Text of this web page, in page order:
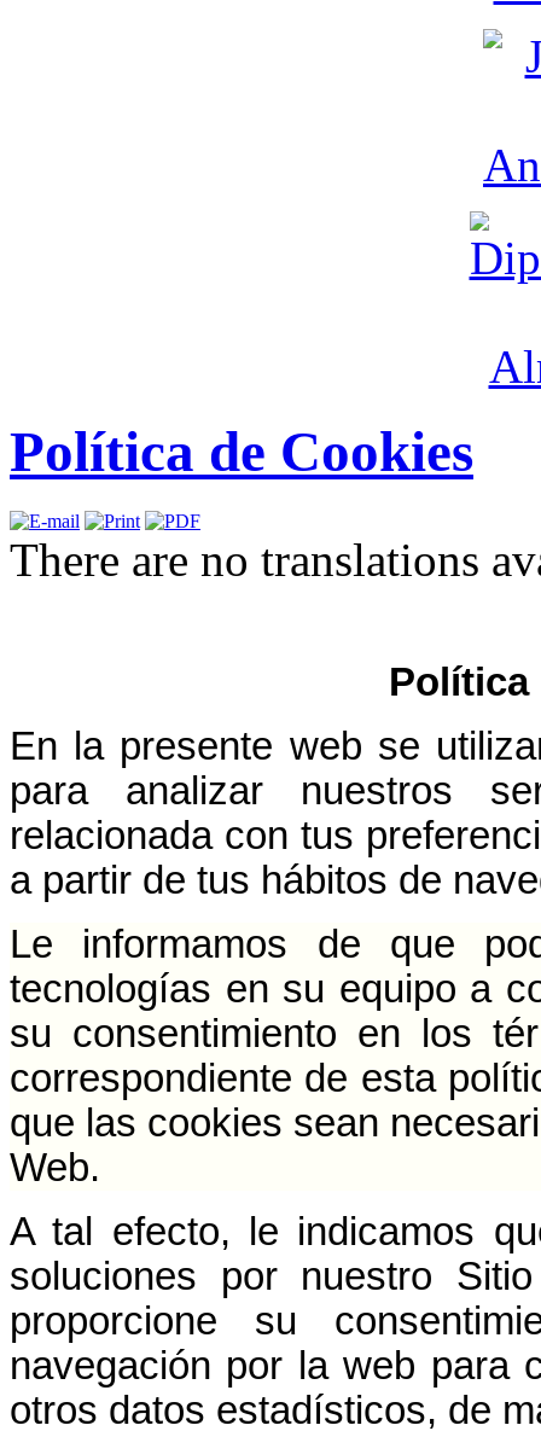
Política de Cookies
There are no translations
Política
En la presente web se
para analizar nuestros
relacionada con tus
a partir de tus hábitos de
Le informamos de que
tecnologías en su equipo a
su consentimiento en los
correspondiente de esta
que las cookies sean
Web.
A tal efecto, le indicamos
soluciones por nuestro
proporcione su
navegación por la web para
otros datos estadísticos, de